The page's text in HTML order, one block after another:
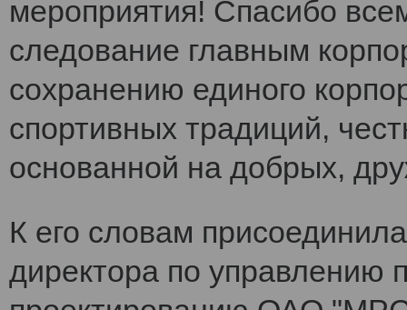
мероприятия! Спасибо
следование главным
сохранению единого
спортивных традиций,
основанной на добрых,
К его словам
директора по управлению